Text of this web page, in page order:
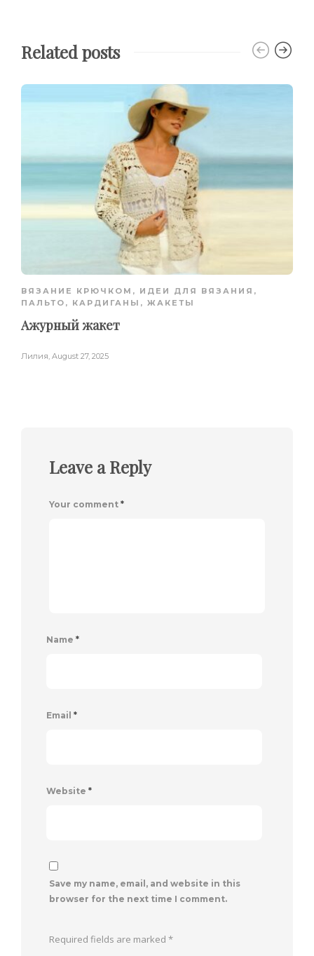
Related posts
ВЯЗАНИЕ КРЮЧКОМ , ИДЕИ ДЛЯ ВЯЗАНИЯ ,
ПАЛЬТО, КАРДИГАНЫ, ЖАКЕТЫ
Ажурный жакет
Лилия, August 27, 2025
Leave a Reply
Your comment *
Name *
Email *
Website *
Save my name, email, and website in this
browser for the next time I comment.
Required fields are marked *